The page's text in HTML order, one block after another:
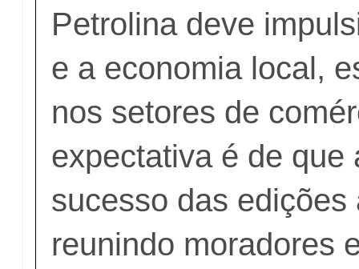
Petrolina deve
e a economia local,
nos setores de
expectativa é de que
sucesso das edições
reunindo moradores